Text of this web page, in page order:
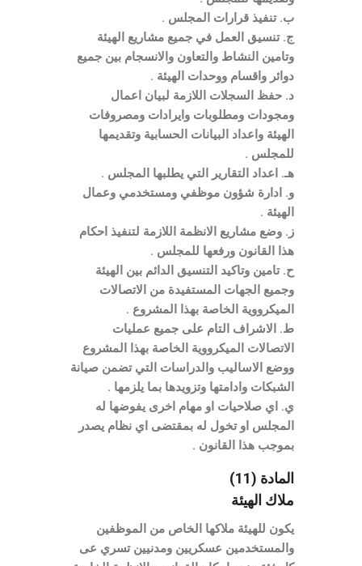
ب. تنفيذ قرارات المجلس .
ج. تنسيق العمل في جميع مشاريع الهيئة
وتامين النشاط والتعاون والانسجام بين جميع
دوائر واقسام ووحدات الهيئة .
د. حفظ السجلات اللازمة لبيان اعمال
ومجودات ومطلوبات وايرادات ومصروفات
الهيئة واعداد البيانات الحسابية وتقديمها
للمجلس .
هـ. اعداد التقارير التي يطلبها المجلس .
و. ادارة شؤون موظفي ومستخدمي وعمال
الهيئة .
ز. وضع مشاريع الانظمة اللازمة لتنفيذ احكام
هذا القانون ورفعها للمجلس .
ح. تامين وتاكيد التنسيق الدائم بين الهيئة
وجميع الجهات المستفيدة من الاتصالات
الميكرووية الخاصة بهذا المشروع .
ط. الاشراف التام على جميع عمليات
الاتصالات الميكرووية الخاصة بهذا المشروع
ووضع الاساليب والدراسات التي تضمن صيانة
الشبكات وادامتها وتزويدها بما يلزمها .
ي. اي صلاحيات او مهام اخرى يفوضها له
المجلس او تخول له بمقتضى اي نظام يصدر
بموجب هذا القانون .
المادة (11)
ملاك الهيئة
يكون للهيئة ملاكها الخاص من الموظفين
والمستخدمين عسكريين ومدنيين تسري عى